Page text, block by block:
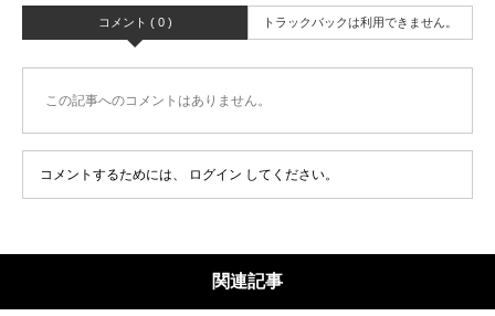
コメント ( 0 ) トラックバックは利用できません。
この記事へのコメントはありません。
コメントするためには、 ログイン してください。
関連記事